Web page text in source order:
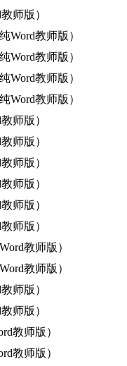
师版）
Word教师版）
Word教师版）
Word教师版）
Word教师版）
师版）
师版）
师版）
师版）
师版）
师版）
教师版）
教师版）
师版）
师版）
教师版）
教师版）